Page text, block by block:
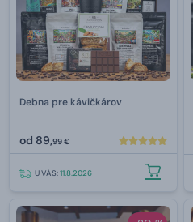
Debna pre kávičkárov
od 89,99 €
U VÁS:11.8.2026